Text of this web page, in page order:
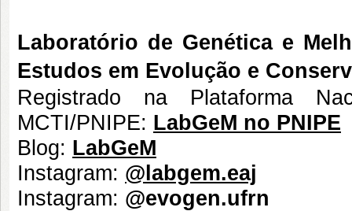
Laboratório de Genética e
Estudos em Evolução e
Registrado na Plataforma
MCTI/PNIPE: LabGeM no PNIPE
Blog: LabGeM
Instagram: @labgem.eaj
Instagram: @evogen.ufrn